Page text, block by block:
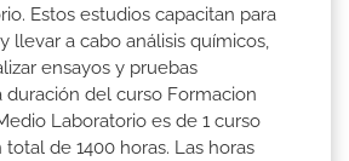
Estos estudios capacitan para
llevar a cabo análisis químicos,
ensayos y pruebas
duración del curso Formacion
Laboratorio es de 1 curso
de 1400 horas. Las horas